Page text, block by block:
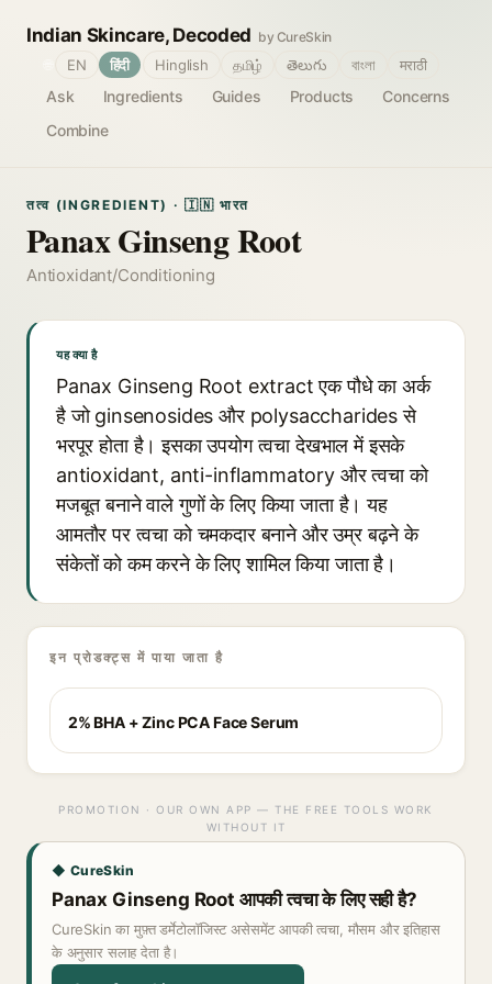
Indian Skincare, Decoded by CureSkin
Ask Ingredients Guides Products
Concerns
Combine
EN हिंदी Hinglish தமிழ் తెలుగు বাংলা मराठी
तत्व (INGREDIENT) · 🇮🇳 भारत
Panax Ginseng Root
Antioxidant/Conditioning
यह क्या है
Panax Ginseng Root extract एक पौधे का अर्क
है जो ginsenosides और polysaccharides से
भरपूर होता है। इसका उपयोग त्वचा देखभाल में इसके
antioxidant, anti-inflammatory और त्वचा को
मजबूत बनाने वाले गुणों के लिए किया जाता है। यह
आमतौर पर त्वचा को चमकदार बनाने और उम्र बढ़ने के
संकेतों को कम करने के लिए शामिल किया जाता है।
इन प्रोडक्ट्स में पाया जाता है
2% BHA + Zinc PCA Face Serum
PROMOTION · OUR OWN APP — THE FREE TOOLS WORK
WITHOUT IT
◆ CureSkin
Panax Ginseng Root आपकी त्वचा के लिए सही है?
CureSkin का मुफ़्त डर्मेटोलॉजिस्ट असेसमेंट आपकी त्वचा, मौसम और इतिहास
के अनुसार सलाह देता है।